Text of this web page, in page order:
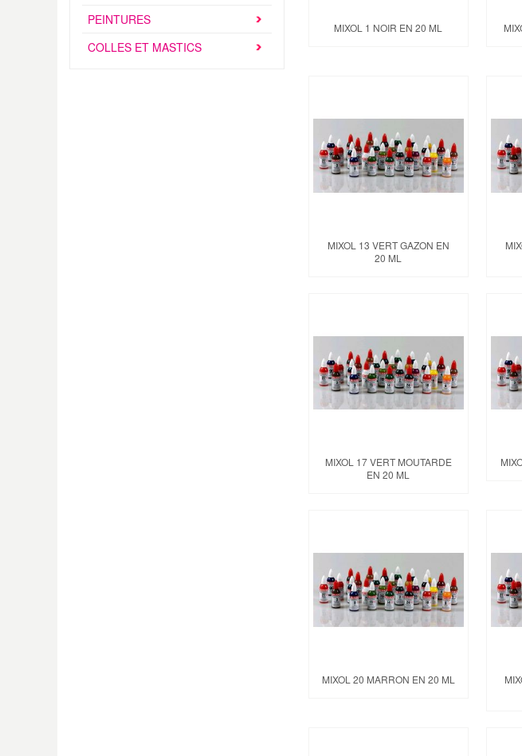
PEINTURES
COLLES ET MASTICS
MIXOL 1 NOIR EN 20 ML
MIXOL 13 VERT GAZON EN
20 ML
MIXOL 17 VERT MOUTARDE
EN 20 ML
MIXOL 20 MARRON EN 20 ML